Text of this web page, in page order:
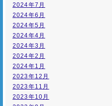
2024年7月
2024年6月
2024年5月
2024年4月
2024年3月
2024年2月
2024年1月
2023年12月
2023年11月
2023年10月